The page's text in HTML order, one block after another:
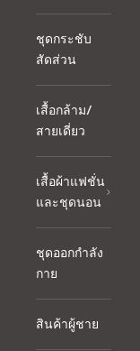
ชุดกระชับ
สัดส่วน
เสื้อกล้าม/
สายเดี่ยว
เสื้อผ้าแฟชั่น
และชุดนอน
ชุดออกกำลัง
กาย
สินค้าผู้ชาย